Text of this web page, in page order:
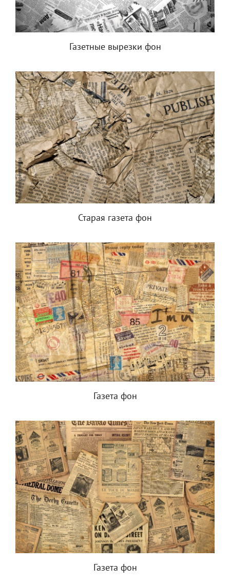
Газетные вырезки фон
Старая газета фон
Газета фон
Газета фон